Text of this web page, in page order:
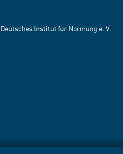
Institut für Normung e. V.